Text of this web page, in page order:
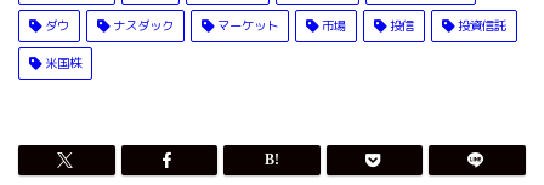
ダウ ナスダック マーケット 市場 投信 投資信託
米国株